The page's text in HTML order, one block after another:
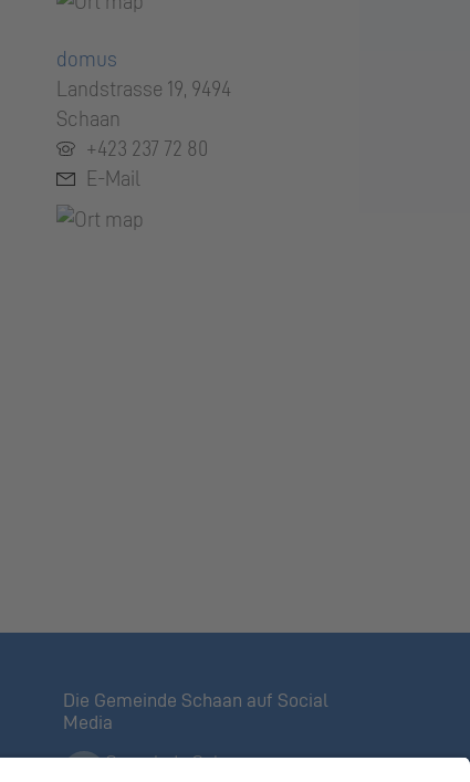
domus
Landstrasse 19, 9494
Schaan
+423 237 72 80
E-Mail
Die Gemeinde Schaan auf Social
Media
Gemeinde Schaan